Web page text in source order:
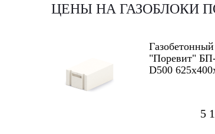
ЦЕНЫ НА ГАЗОБЛОКИ
"Поревит"
D500
5